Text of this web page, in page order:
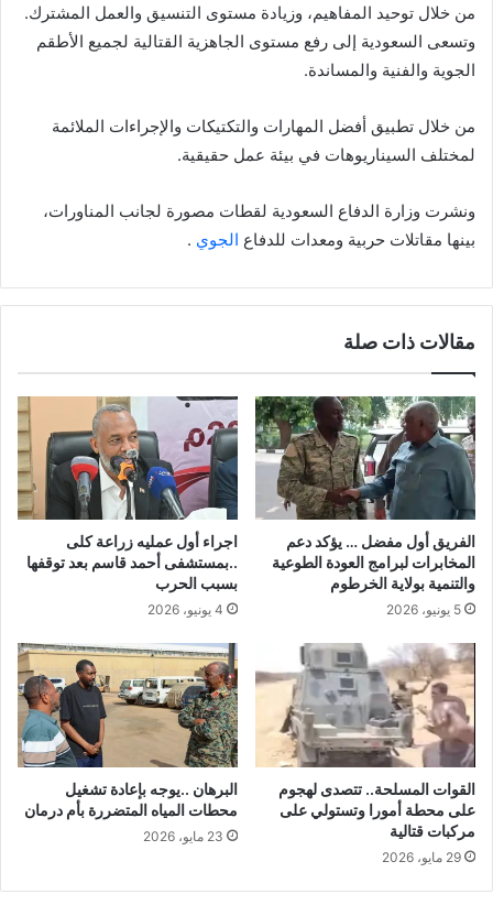
من خلال توحيد المفاهيم، وزيادة مستوى التنسيق والعمل المشترك.
وتسعى السعودية إلى رفع مستوى الجاهزية القتالية لجميع الأطقم
الجوية والفنية والمساندة.
من خلال تطبيق أفضل المهارات والتكتيكات والإجراءات الملائمة
لمختلف السيناريوهات في بيئة عمل حقيقية.
ونشرت وزارة الدفاع السعودية لقطات مصورة لجانب المناورات،
بينها مقاتلات حربية ومعدات للدفاع الجوي .
مقالات ذات صلة
الفريق أول مفضل … يؤكد دعم
المخابرات لبرامج العودة الطوعية
والتنمية بولاية الخرطوم
5 يونيو، 2026
اجراء أول عمليه زراعة كلى
..بمستشفى أحمد قاسم بعد توقفها
بسبب الحرب
4 يونيو، 2026
القوات المسلحة.. تتصدى لهجوم
على محطة أمورا وتستولي على
مركبات قتالية
29 مايو، 2026
البرهان ..يوجه بإعادة تشغيل
محطات المياه المتضررة بأم درمان
23 مايو، 2026